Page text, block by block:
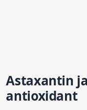
Astaxantin
antioxidant